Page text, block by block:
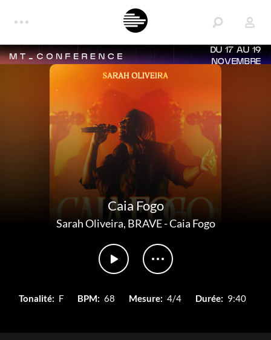
DU 17 AU 19
NOVEMBRE
Caia Fogo
Sarah Oliveira, BRAVE-Caia Fogo
Tonalité: F BPM: 68 Mesure: 4/4 Durée: 9:40